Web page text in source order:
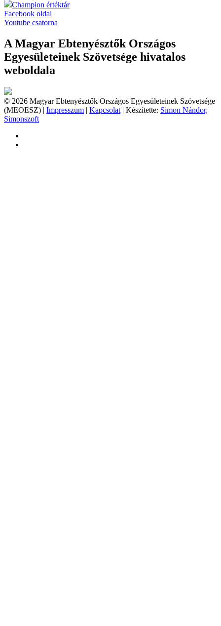
Champion értéktár
Facebook oldal
Youtube csatorna
A Magyar Ebtenyésztők Országos
Egyesületeinek Szövetsége hivatalos
weboldala
© 2026 Magyar Ebtenyésztők Országos Egyesületeinek Szövetsége
(MEOESZ) | Impresszum | Kapcsolat | Készítette: Simon Nándor,
Simonszoft